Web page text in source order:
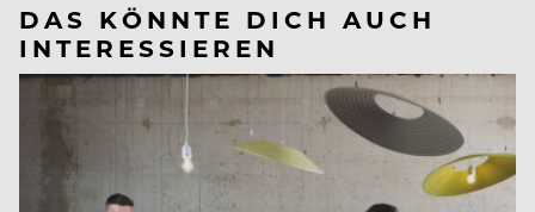
DAS KÖNNTE DICH AUCH
INTERESSIEREN